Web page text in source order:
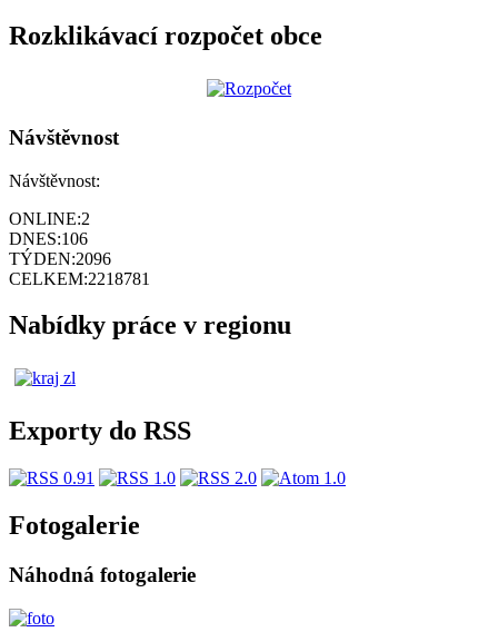
Rozklikávací rozpočet obce
Návštěvnost
Návštěvnost:
ONLINE:2
DNES:106
TÝDEN:2096
CELKEM:2218781
Nabídky práce v regionu
Exporty do RSS
Fotogalerie
Náhodná fotogalerie